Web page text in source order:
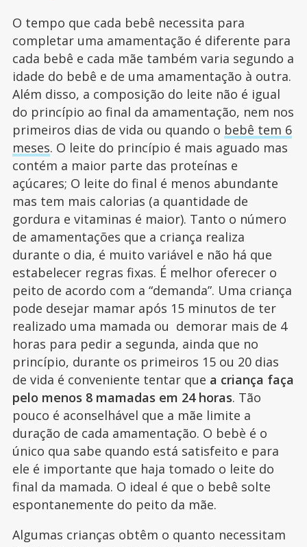
O tempo que cada bebê necessita para
completar uma amamentação é diferente para
cada bebê e cada mãe também varia segundo a
idade do bebê e de uma amamentação à outra.
Além disso, a composição do leite não é igual
do princípio ao final da amamentação, nem nos
primeiros dias de vida ou quando o bebê tem 6
meses. O leite do princípio é mais aguado mas
contém a maior parte das proteínas e
açúcares; O leite do final é menos abundante
mas tem mais calorias (a quantidade de
gordura e vitaminas é maior). Tanto o número
de amamentações que a criança realiza
durante o dia, é muito variável e não há que
estabelecer regras fixas. É melhor oferecer o
peito de acordo com a “demanda”. Uma criança
pode desejar mamar após 15 minutos de ter
realizado uma mamada ou demorar mais de 4
horas para pedir a segunda, ainda que no
princípio, durante os primeiros 15 ou 20 dias
de vida é conveniente tentar que a criança faça
pelo menos 8 mamadas em 24 horas. Tão
pouco é aconselhável que a mãe limite a
duração de cada amamentação. O bebè é o
único qua sabe quando está satisfeito e para
ele é importante que haja tomado o leite do
final da mamada. O ideal é que o bebê solte
espontanemente do peito da mãe.
Algumas crianças obtêm o quanto necessitam